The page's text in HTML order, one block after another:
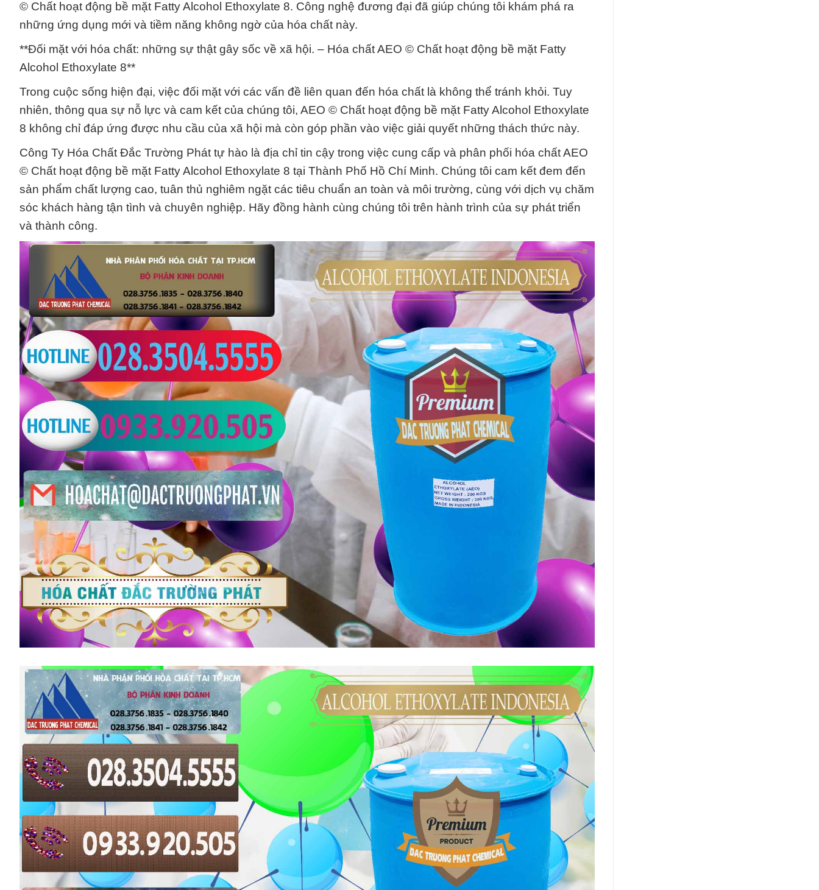
© Chất hoạt động bề mặt Fatty Alcohol Ethoxylate 8. Công nghệ đương đại đã giúp chúng tôi khám phá ra
những ứng dụng mới và tiềm năng không ngờ của hóa chất này.
**Đối mặt với hóa chất: những sự thật gây sốc về xã hội. – Hóa chất AEO © Chất hoạt động bề mặt Fatty
Alcohol Ethoxylate 8**
Trong cuộc sống hiện đại, việc đối mặt với các vấn đề liên quan đến hóa chất là không thể tránh khỏi. Tuy
nhiên, thông qua sự nỗ lực và cam kết của chúng tôi, AEO © Chất hoạt động bề mặt Fatty Alcohol Ethoxylate
8 không chỉ đáp ứng được nhu cầu của xã hội mà còn góp phần vào việc giải quyết những thách thức này.
Công Ty Hóa Chất Đắc Trường Phát tự hào là địa chỉ tin cậy trong việc cung cấp và phân phối hóa chất AEO
© Chất hoạt động bề mặt Fatty Alcohol Ethoxylate 8 tại Thành Phố Hồ Chí Minh. Chúng tôi cam kết đem đến
sản phẩm chất lượng cao, tuân thủ nghiêm ngặt các tiêu chuẩn an toàn và môi trường, cùng với dịch vụ chăm
sóc khách hàng tận tình và chuyên nghiệp. Hãy đồng hành cùng chúng tôi trên hành trình của sự phát triển
và thành công.